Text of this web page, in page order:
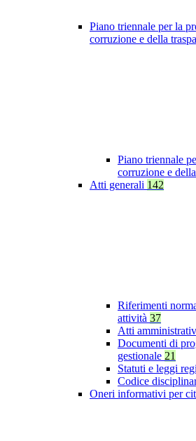
Piano triennale per la
corruzione e della
Piano triennale
corruzione e
Atti generali 142
Riferimenti
attività 37
Atti
Documenti di
gestionale 21
Statuti e leggi
Codice
Oneri informativi per